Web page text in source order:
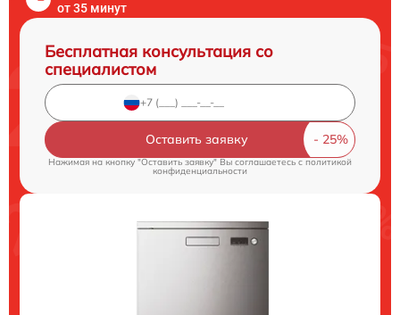
от 35 минут
Бесплатная консультация со
специалистом
Оставить заявку
Нажимая на кнопку "Оставить заявку" Вы соглашаетесь cполитикой
конфиденциальности